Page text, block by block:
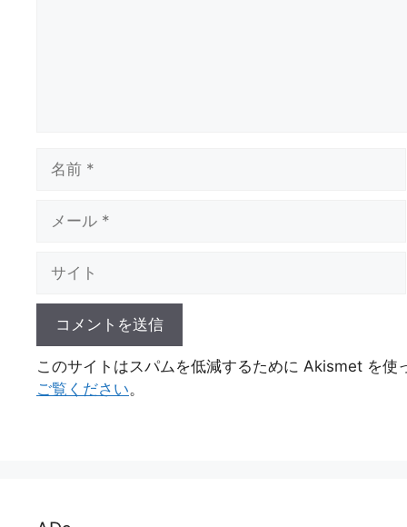
ト
このサイトはスパムを低減するために Akismet を使
ご覧ください。